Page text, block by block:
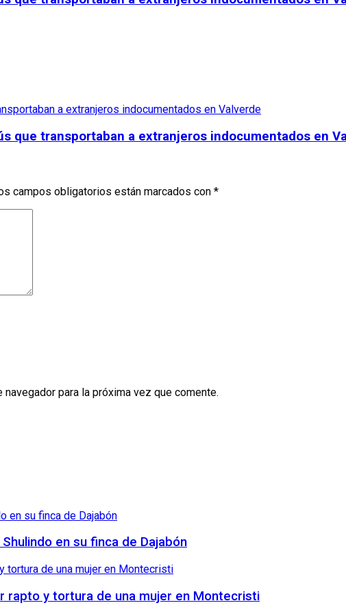
que transportaban a extranjeros indocumentados en
campos obligatorios están marcados con *
para la próxima vez que comente.
en su finca de Dajabón
rapto y tortura de una mujer en Montecristi